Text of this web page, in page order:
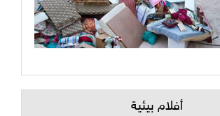
أفلام بيئية